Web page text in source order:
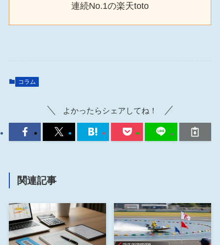
連続No.1の楽天toto
コラム
よかったらシェアしてね！
関連記事